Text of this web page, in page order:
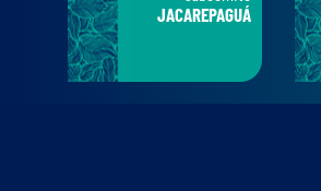
JACAREPAGUÁ